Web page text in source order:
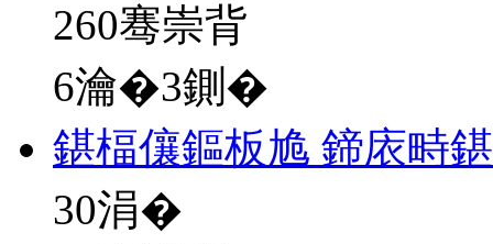
260骞崇背
6瀹�3鍘�
鍖楅儴鏂板尯 鍗庡畤
30涓�